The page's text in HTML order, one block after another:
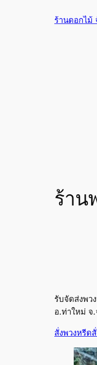
ร้านดอกไม้
ร้าน
รับจัดส่งพว
อ.ท่าใหม่ จ
สั่งพวงหรีด